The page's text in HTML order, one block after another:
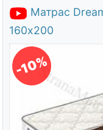
Матрас
160х200
-10%